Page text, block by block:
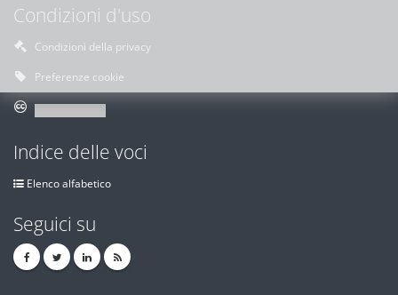
Condizioni d'uso
Condizioni della privacy
Preferenze cookie
Indice delle voci
Elenco alfabetico
Seguici su